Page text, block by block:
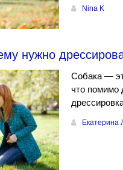
Nina K
нужно
Собака —
что помимо
Екатерина